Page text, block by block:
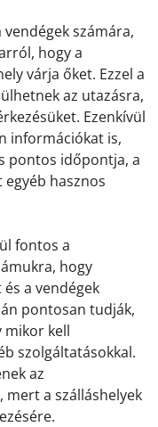
számára,
hogy a
várja őket. Ezzel a
az utazásra,
Ezenkívül
információkat is,
pontos időpontja, a
hasznos
fontos a
hogy
a vendégek
pontosan tudják,
mikor kell
szolgáltatásokkal.
az
mert a szálláshelyek